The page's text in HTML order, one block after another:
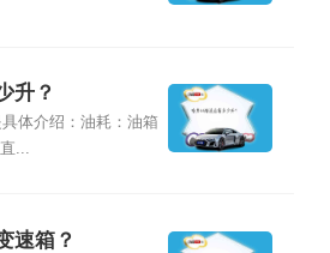
升？
体介绍：油耗：油箱
...
速箱？